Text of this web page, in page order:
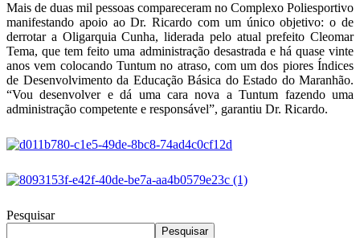
Mais de duas mil pessoas compareceram no Complexo Poliesportivo
manifestando apoio ao Dr. Ricardo com um único objetivo: o de
derrotar a Oligarquia Cunha, liderada pelo atual prefeito Cleomar
Tema, que tem feito uma administração desastrada e há quase vinte
anos vem colocando Tuntum no atraso, com um dos piores Índices
de Desenvolvimento da Educação Básica do Estado do Maranhão.
“Vou desenvolver e dá uma cara nova a Tuntum fazendo uma
administração competente e responsável”, garantiu Dr. Ricardo.
Pesquisar
Pesquisar